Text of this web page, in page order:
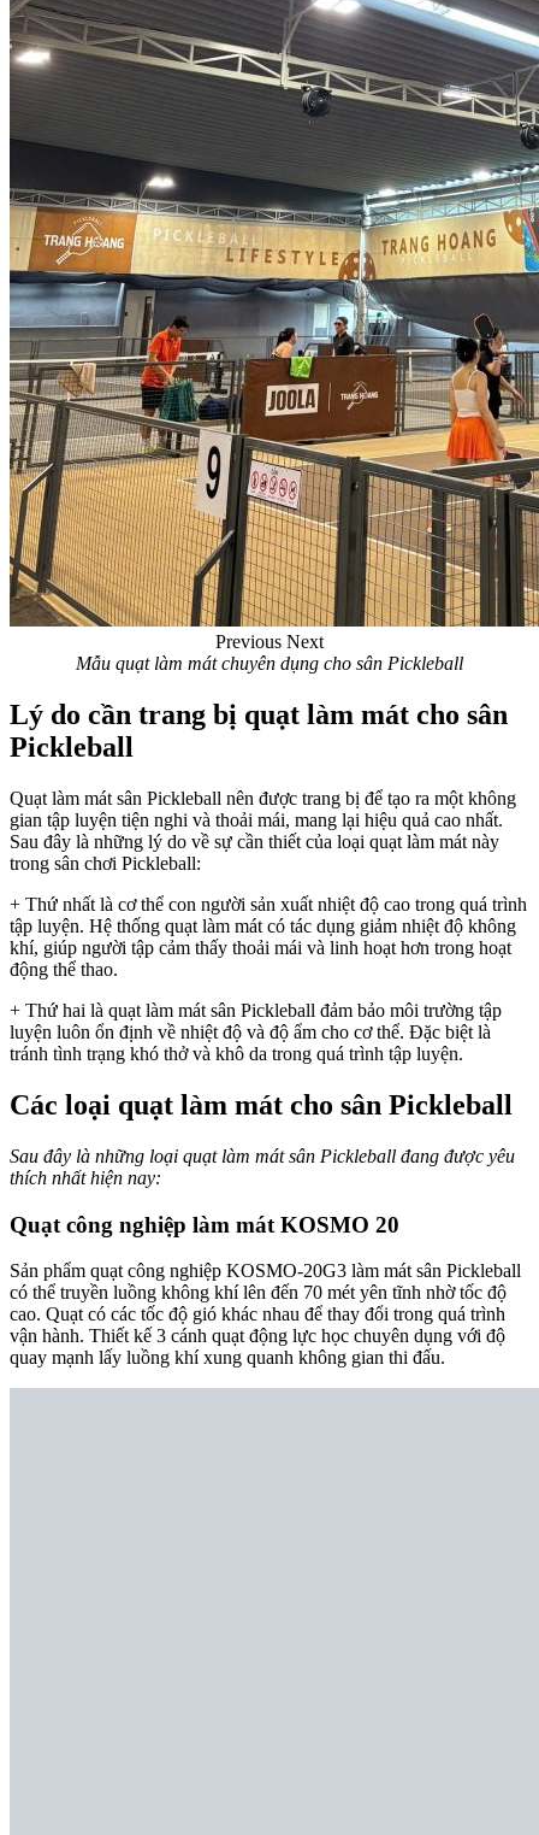
Previous Next
Mẫu quạt làm mát chuyên dụng cho sân Pickleball
Lý do cần trang bị quạt làm mát cho sân
Pickleball
Quạt làm mát sân Pickleball nên được trang bị để tạo ra một không
gian tập luyện tiện nghi và thoải mái, mang lại hiệu quả cao nhất.
Sau đây là những lý do về sự cần thiết của loại quạt làm mát này
trong sân chơi Pickleball:
+ Thứ nhất là cơ thể con người sản xuất nhiệt độ cao trong quá trình
tập luyện. Hệ thống quạt làm mát có tác dụng giảm nhiệt độ không
khí, giúp người tập cảm thấy thoải mái và linh hoạt hơn trong hoạt
động thể thao.
+ Thứ hai là quạt làm mát sân Pickleball đảm bảo môi trường tập
luyện luôn ổn định về nhiệt độ và độ ẩm cho cơ thể. Đặc biệt là
tránh tình trạng khó thở và khô da trong quá trình tập luyện.
Các loại quạt làm mát cho sân Pickleball
Sau đây là những loại quạt làm mát sân Pickleball đang được yêu
thích nhất hiện nay:
Quạt công nghiệp làm mát KOSMO 20
Sản phẩm quạt công nghiệp KOSMO-20G3 làm mát sân Pickleball
có thể truyền luồng không khí lên đến 70 mét yên tĩnh nhờ tốc độ
cao. Quạt có các tốc độ gió khác nhau để thay đổi trong quá trình
vận hành. Thiết kế 3 cánh quạt động lực học chuyên dụng với độ
quay mạnh lấy luồng khí xung quanh không gian thi đấu.